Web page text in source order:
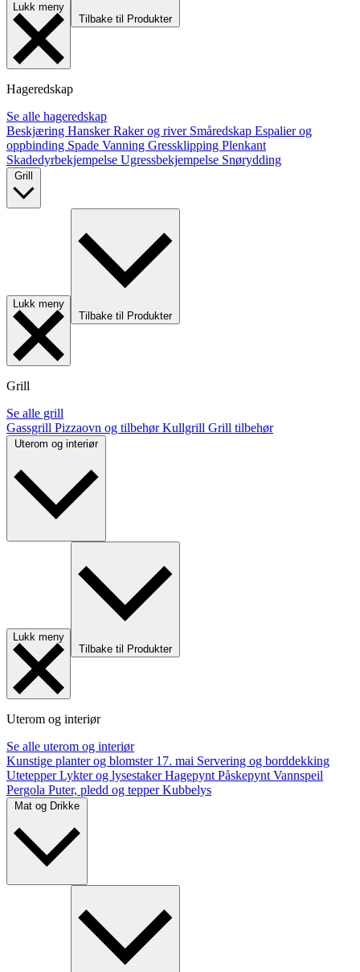
Lukk meny
Tilbake til Produkter
Hageredskap
Se alle hageredskap
Beskjæring HanskerRaker og river Småredskap Espalier og
oppbinding Spade Vanning Gressklipping Plenkant
Skadedyrbekjempelse Ugressbekjempelse Snørydding
Lukk meny
Tilbake til Produkter
Grill
Se alle grill
Gassgrill Pizzaovn og tilbehørKullgrill Grill tilbehør
Uterom og interiør
Lukk meny
Tilbake til Produkter
Uterom og interiør
Se alle uterom og interiør
Kunstige planter og blomster 17. mai Servering og borddekking
UtetepperLykter og lysestakerHagepynt Påskepynt Vannspeil
Pergola Puter, pledd og tepperKubbelys